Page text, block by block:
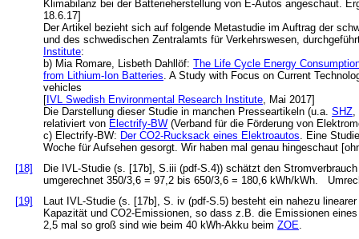
Klimabilanz bei der Batterieherstellung von E-Autos angeschaut.
18.6.17]
Der Artikel bezieht sich auf folgende Metastudie im Auftrag der
und des schwedischen Zentralamts für Verkehrswesen,
Institute:
b) Mia Romare, Lisbeth Dahllöf: The Life Cycle Energy
from Lithium-Ion Batteries. A Study with Focus on Current
vehicles
[ IVL Swedish Environmental Research Institute, Mai 2017]
Die Darstellung dieser Studie in manchen Presseartikeln (u.a. SHZ,
relativiert von Electrify-BW (Verband für die Förderung von
c) Electrify-BW: Der CO2-Rucksack eines Elektroautos. Eine
Woche für Aufsehen gesorgt. Wir haben mal genau hingeschaut
[18]
Die IVL-Studie (s. [17b], S.iii (pdf-S.4)) schätzt den
umgerechnet 350/3,6 = 97,2 bis 650/3,6 = 180,6 kWh/kWh.
[19]
Laut IVL-Studie (s. [17b], S. iv (pdf-S.5) besteht ein nahezu
Kapazität und CO2-Emissionen, so dass z.B. die Emissionen
2,5 mal so groß sind wie beim 40 kWh-Akku beim ZOE.